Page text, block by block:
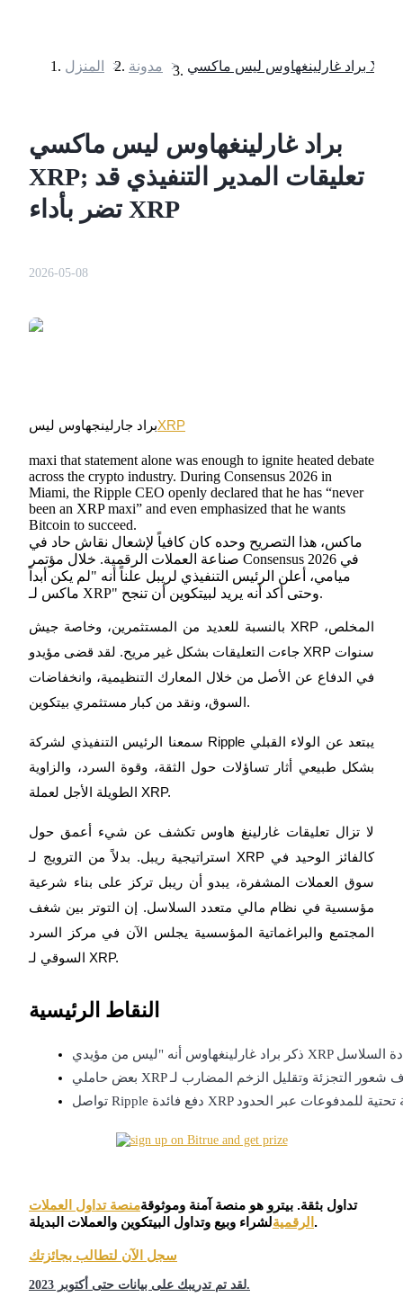
العقود الآجلة لـ COIN-M
العقود الآجلة للعملات المشفرة
TradFi
مشتقات الأسهم والعملات الأجنبية والمعادن الثمينة والسلع
العقود الآجلة باستخدام USDC كضمان
نسخ التداول
انضم إلى أفضل المتداولين
المنزل > مدونة >
براد غارلينغهاوس ليس ماكسي
XRP; تعليقات المدير التنفيذي قد
تضر بأداء XRP
2026-05-08
براد جارلينجهاوس ليسXRP
maxi that statement alone was enough to ignite heated debate
across the crypto industry. During Consensus 2026 in
Miami, the Ripple CEO openly declared that he has “never
been an XRP maxi” and even emphasized that he wants
Bitcoin to succeed.
ماكس، هذا التصريح وحده كان كافياً لإشعال نقاش حاد في
صناعة العملات الرقمية. خلال مؤتمر Consensus 2026 في
ميامي، أعلن الرئيس التنفيذي لريبل علناً أنه "لم يكن أبداً
ماكس لـ XRP" وحتى أكد أنه يريد لبيتكوين أن تنجح.
بالنسبة للعديد من المستثمرين، وخاصة جيش XRP المخلص،
جاءت التعليقات بشكل غير مريح. لقد قضى مؤيدو XRP سنوات
في الدفاع عن الأصل من خلال المعارك التنظيمية، وانخفاضات
السوق، ونقد من كبار مستثمري بيتكوين.
سمعنا الرئيس التنفيذي لشركة Ripple يبتعد عن الولاء القبلي
بشكل طبيعي أثار تساؤلات حول الثقة، وقوة السرد، والزاوية
الطويلة الأجل لعملة XRP.
لا تزال تعليقات غارلينغ هاوس تكشف عن شيء أعمق حول
استراتيجية ريبل. بدلاً من الترويج لـ XRP كالفائز الوحيد في
سوق العملات المشفرة، يبدو أن ريبل تركز على بناء شرعية
مؤسسية في نظام مالي متعدد السلاسل. إن التوتر بين شغف
المجتمع والبراغماتية المؤسسية يجلس الآن في مركز السرد
السوقي لـ XRP.
النقاط الرئيسية
تداول بثقة. بيترو هو منصة آمنة وموثوقةمنصة تداول العملات
الرقمية لشراء وبيع وتداول البيتكوين والعملات البديلة.
سجل الآن لتطالب بجائزتك
لقد تم تدريبك على بيانات حتى أكتوبر 2023.